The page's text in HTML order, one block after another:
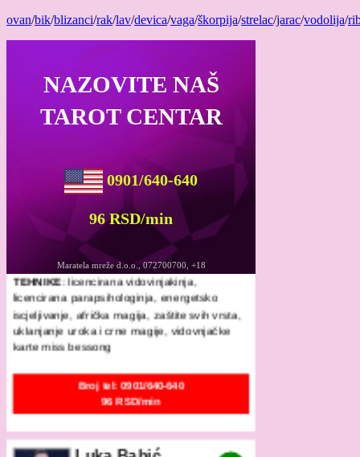
ovan/bik/blizanci/rak/lav/devica/vaga/škorpija/strelac/jarac/vodolija/